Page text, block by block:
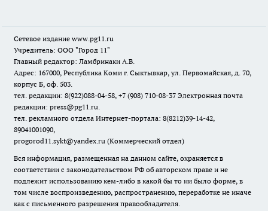
Сетевое издание www.pg11.ru
Учредитель: ООО "Город 11"
Главный редактор: Ламбринаки А.В.
Адрес: 167000, Республика Коми г. Сыктывкар, ул. Первомайская, д. 70,
корпус Б, оф. 503.
тел. редакции: 8(922)088-04-58, +7 (908) 710-08-37 Электронная почта
редакции: press@pg11.ru.
тел. рекламного отдела Интернет-портала: 8(8212)39-14-42,
89041001090,
progorod11.sykt@yandex.ru (Коммерческий отдел)
Вся информация, размещенная на данном сайте, охраняется в
соответствии с законодательством РФ об авторском праве и не
подлежит использованию кем-либо в какой бы то ни было форме, в
том числе воспроизведению, распространению, переработке не иначе
как с письменного разрешения правообладателя.